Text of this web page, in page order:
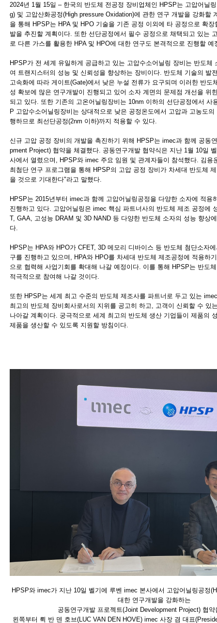
2024년 1월 15일 – 한국의 반도체 전공정 장비업체인 HPSP는 고압어닐
g) 및 고압산화공정(High pressure Oxidation)에 관한 연구 개발을 강화할
을 통해 HPSP는 HPA 및 HPO 기술을 기존 공정 이외에 타 공정으로 확
발을 추진할 계획이다. 또한 선단공정에서 필수 공정으로 채택되고 있는
로 다른 가스를 활용한 HPA 및 HPO에 대한 연구도 본격적으로 진행할 예
HPSP가 전 세계 유일하게 공급하고 있는 고압수소어닐링 장비는 반도체
여 트랜지스터의 성능 및 신뢰성을 향상하는 장비이다. 반도체 기술의 발
고속화에 따라 게이트(Gate)에서 낮은 누설 전류가 요구되며 이러한 반도
성 확보에 많은 연구개발이 진행되고 있어 소자 계면의 문제점 개선을 위
되고 있다. 또한 기존의 고온어닐링장비는 10nm 이하의 선단공정에서 사
P 고압수소어닐링장비는 상대적으로 낮은 공정온도에서 고압과 고농도
행하므로 최선단공정(2nm 이하)까지 적용할 수 있다.
신규 고압 공정 장비의 개발을 촉진하기 위해 HPSP는 imec과 함께 공동
pment Project) 협약을 체결했다. 공동연구개발 협약식은 지난 1월 10일
사에서 열렸으며, HPSP와 imec 주요 임원 및 관계자들이 참석했다. 김용
최첨단 연구 프로그램을 통해 HPSP의 고압 공정 장비가 차세대 반도체
을 것으로 기대한다"라고 말했다.
HPSP는 2015년부터 imec과 함께 고압어닐링공정을 다양한 소자에 적용
진행하고 있다. 고압어닐링은 imec 핵심 파트너사의 반도체 제조 공정에
T, GAA, 고성능 DRAM 및 3D NAND 등 다양한 반도체 소자의 성능 향상
다.
HPSP는 HPA와 HPO가 CFET, 3D 메모리 디바이스 등 반도체 첨단소자
구를 진행하고 있으며, HPA와 HPO를 차세대 반도체 제조공정에 적용하
으로 협력해 사업기회를 확대해 나갈 예정이다. 이를 통해 HPSP는 반도
적극적으로 참여해 나갈 것이다.
또한 HPSP는 세계 최고 수준의 반도체 제조사를 파트너로 두고 있는
최고의 반도체 장비회사로서의 지위를 공고히 하고, 고객이 신뢰할 수 있
나아갈 계획이다. 궁극적으로 세계 최고의 반도체 생산 기업들이 제품의
제품을 생산할 수 있도록 지원할 방침이다.
HPSP와 imec가 지난 10일 벨기에 루벤 imec 본사에서 고압어닐링공정
대한 연구개발을 강화하는
공동연구개발 프로젝트(Joint Development Project) 협
왼쪽부터 뤽 반 덴 호브(LUC VAN DEN HOVE) imec 사장 겸 대표